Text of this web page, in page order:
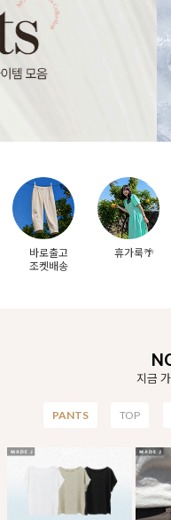
바로출고
조켓배송
휴가룩🌴
지금
PANTS TOP